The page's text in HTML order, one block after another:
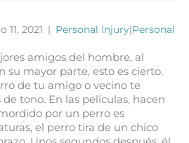
2021 | Personal Injury|Personal
amigos del hombre, al
su mayor parte, esto es cierto.
de tu amigo o vecino te
tono. En las películas, hacen
por un perro es
el perro tira de un chico